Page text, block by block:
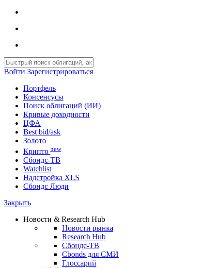
Войти Зарегистрироваться
Портфель
Консенсусы
Поиск облигаций (ИИ)
Кривые доходности
ЦФА
Best bid/ask
Золото
Крипто new
Сбондс-ТВ
Watchlist
Надстройка XLS
Сбондс Люди
Закрыть
Новости & Research Hub
Новости рынка
Research Hub
Сбондс-ТВ
Cbonds для СМИ
Глоссарий